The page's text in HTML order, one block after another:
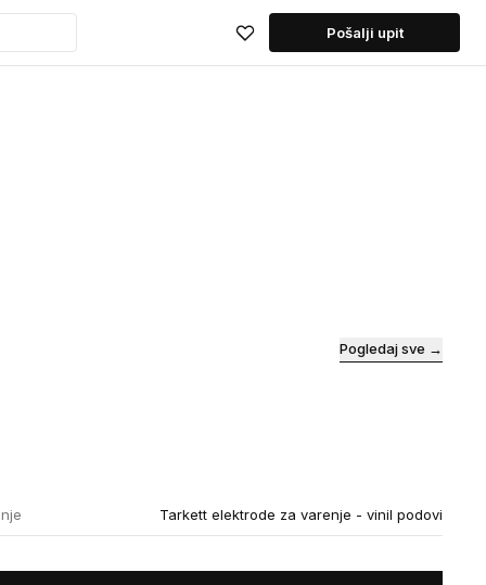
Pošalji upit
Pogledaj sve →
Tarkett elektrode za varenje - vinil podovi